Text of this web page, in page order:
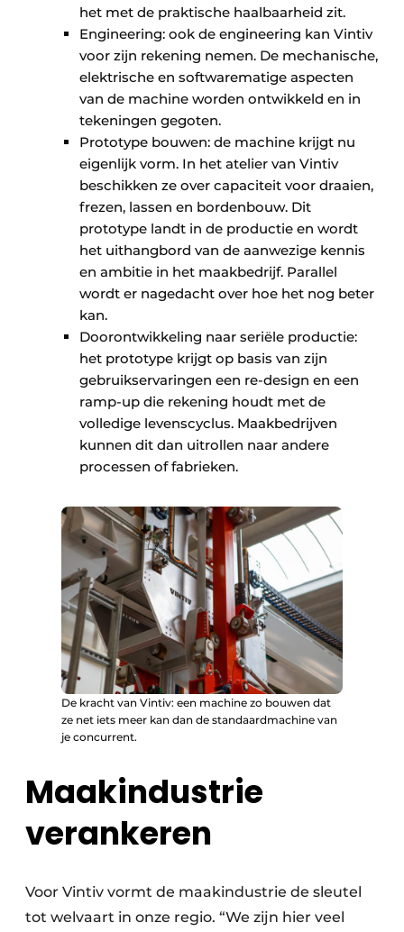
het met de praktische haalbaarheid zit.
Engineering: ook de engineering kan Vintiv
voor zijn rekening nemen. De mechanische,
elektrische en softwarematige aspecten
van de machine worden ontwikkeld en in
tekeningen gegoten.
Prototype bouwen: de machine krijgt nu
eigenlijk vorm. In het atelier van Vintiv
beschikken ze over capaciteit voor draaien,
frezen, lassen en bordenbouw. Dit
prototype landt in de productie en wordt
het uithangbord van de aanwezige kennis
en ambitie in het maakbedrijf. Parallel
wordt er nagedacht over hoe het nog beter
kan.
Doorontwikkeling naar seriële productie:
het prototype krijgt op basis van zijn
gebruikservaringen een re-design en een
ramp-up die rekening houdt met de
volledige levenscyclus. Maakbedrijven
kunnen dit dan uitrollen naar andere
processen of fabrieken.
De kracht van Vintiv: een machine zo bouwen dat
ze net iets meer kan dan de standaardmachine van
je concurrent.
Maakindustrie
verankeren
Voor Vintiv vormt de maakindustrie de sleutel
tot welvaart in onze regio. “We zijn hier veel